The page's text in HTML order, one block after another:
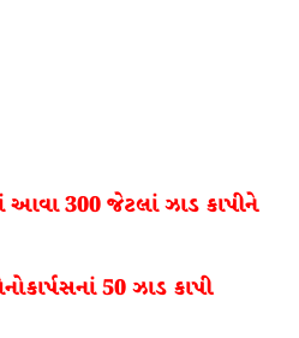
300 જેટલાં ઝાડ કાપીને
50 ઝાડ કાપી